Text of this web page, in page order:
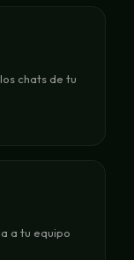
chats de tu
a tu equipo